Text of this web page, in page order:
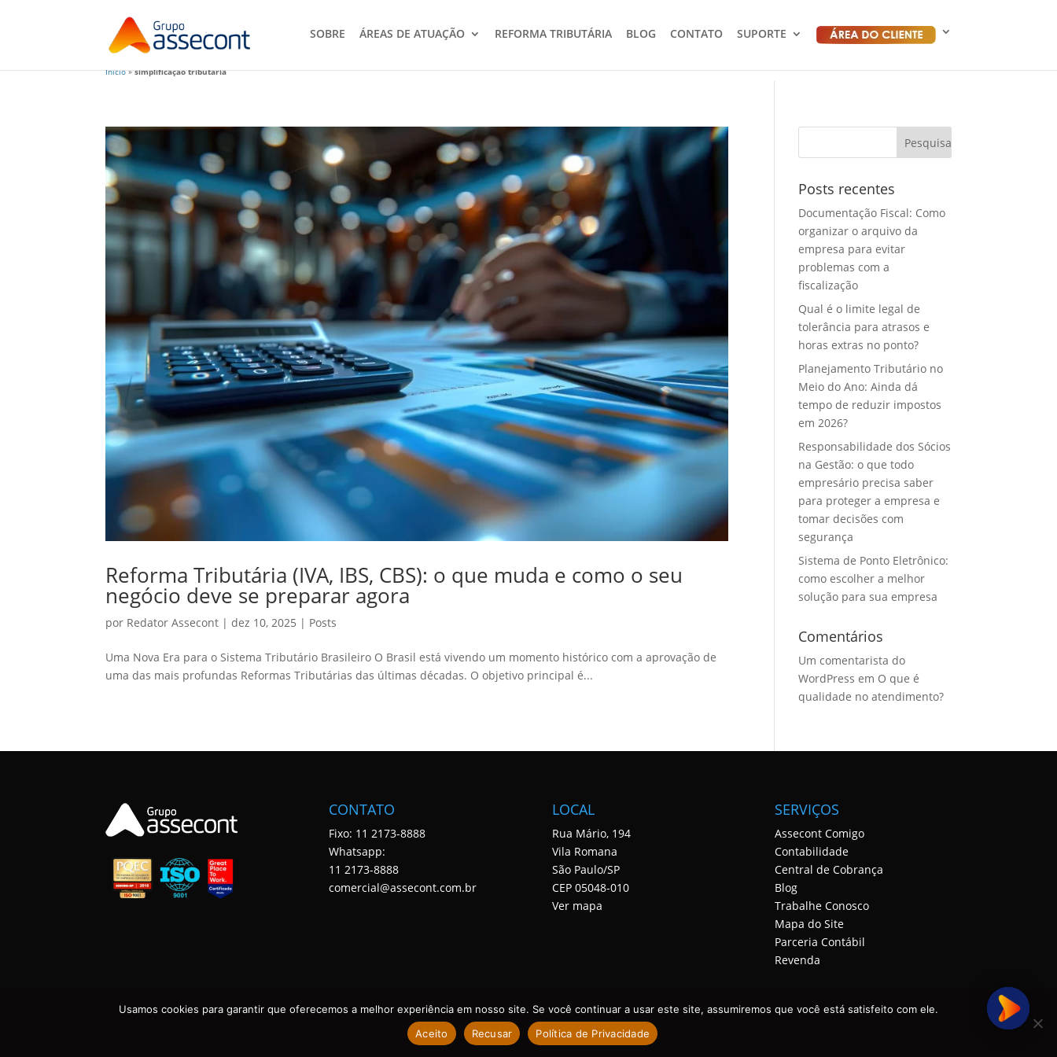
SOBRE ÁREAS DE ATUAÇÃO REFORMA TRIBUTÁRIA BLOG CONTATO SUPORTE
Início»simplificação tributária
Reforma Tributária (IVA, IBS, CBS): o que muda e como o seu
negócio deve se preparar agora
por Redator Assecont |dez 10, 2025 | Posts
Uma Nova Era para o Sistema Tributário Brasileiro O Brasil está vivendo um momento histórico com a aprovação de
uma das mais profundas Reformas Tributárias das últimas décadas. O objetivo principal é...
Posts recentes
Documentação Fiscal: Como
organizar o arquivo da
empresa para evitar
problemas com a
fiscalização
Qual é o limite legal de
tolerância para atrasos e
horas extras no ponto?
Planejamento Tributário no
Meio do Ano: Ainda dá
tempo de reduzir impostos
em 2026?
Responsabilidade dos Sócios
na Gestão: o que todo
empresário precisa saber
para proteger a empresa e
tomar decisões com
segurança
Sistema de Ponto Eletrônico:
como escolher a melhor
solução para sua empresa
Comentários
Um comentarista do
WordPress em O que é
qualidade no atendimento?
CONTATO
Fixo: 11 2173-8888
Whatsapp:
11 2173-8888
comercial@assecont.com.br
LOCAL
Rua Mário, 194
Vila Romana
São Paulo/SP
CEP 05048-010
Ver mapa
SERVIÇOS
Assecont Comigo
Contabilidade
Central de Cobrança
Blog
Trabalhe Conosco
Mapa do Site
Parceria Contábil
Revenda
ASSECONT CONTABILIDADE E TECNOLOGIA • TODOS OS DIREITOS RESERVADOS. DESENVOLVIDO POR ASSECONT.
Usamos cookies para garantir que oferecemos a melhor experiência em nosso site. Se você continuar a usar este site, assumiremos que você está satisfeito com ele.
Aceito
Recusar Política de Privacidade